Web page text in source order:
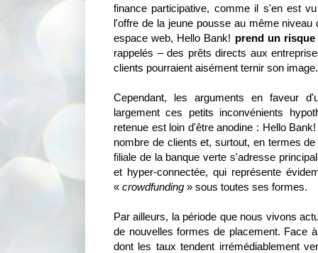
finance participative, comme il s'en est
l'offre de la jeune pousse au même
espace web, Hello Bank! prend un
rappelés – des prêts directs aux
clients pourraient aisément ternir son image.
Cependant, les arguments en faveur
largement ces petits inconvénients
retenue est loin d'être anodine : Hello
nombre de clients et, surtout, en termes
filiale de la banque verte s'adresse
et hyper-connectée, qui représente
« crowdfunding » sous toutes ses formes.
Par ailleurs, la période que nous vivons
de nouvelles formes de placement. Face
dont les taux tendent irrémédiablement